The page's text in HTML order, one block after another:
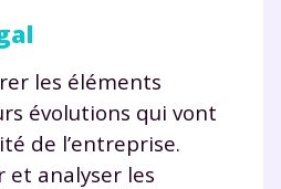
les éléments
évolutions qui vont
de l’entreprise.
et analyser les